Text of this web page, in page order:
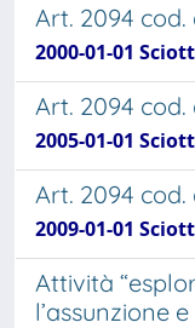
Art. 2094 cod.
2000-01-01
Art. 2094 cod.
2005-01-01
Art. 2094 cod.
2009-01-01
Attività
l’assunzione